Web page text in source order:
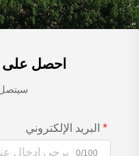
احصل
سيتصل
البريد الإلكتروني
0/100